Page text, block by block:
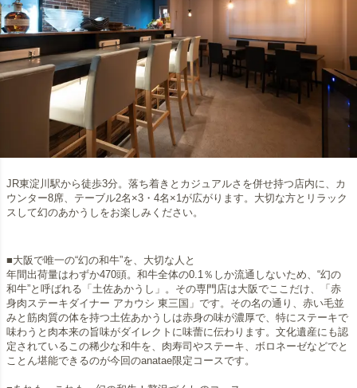
JR東淀川駅から徒歩3分。落ち着きとカジュアルさを併せ持つ店内に、カ
ウンター8席、テーブル2名×3・4名×1が広がります。大切な方とリラック
スして幻のあかうしをお楽しみください。
■大阪で唯一の“幻の和牛”を、大切な人と
年間出荷量はわずか470頭。和牛全体の0.1％しか流通しないため、“幻の
和牛”と呼ばれる「土佐あかうし」。その専門店は大阪でここだけ、「赤
身肉ステーキダイナー アカウシ 東三国」です。その名の通り、赤い毛並
みと筋肉質の体を持つ土佐あかうしは赤身の味が濃厚で、特にステーキで
味わうと肉本来の旨味がダイレクトに味蕾に伝わります。文化遺産にも認
定されているこの稀少な和牛を、肉寿司やステーキ、ボロネーゼなどでと
ことん堪能できるのが今回のanatae限定コースです。